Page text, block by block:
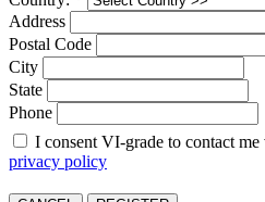
Address
Postal Code
City
State
Phone
I consent VI-grade to contact me
privacy policy